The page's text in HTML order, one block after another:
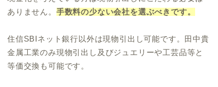
ありません。 手数料の少ない会社を選ぶべきです。
住信SBIネット銀行以外は現物引出し可能です。田中貴
金属工業のみ現物引出し及びジュエリーや工芸品等と
等価交換も可能です。